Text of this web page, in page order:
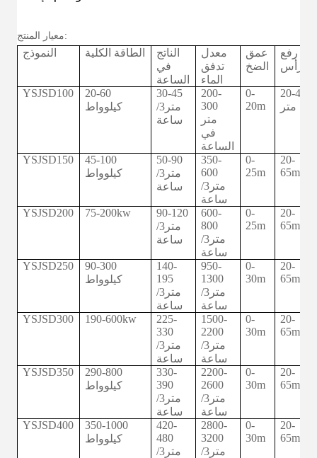
معيار المنتج:
النموذج الطاقة الكلية
الناتج
في
الساعة
معدل
تدفق
الماء
عمق
الضخ
رفع
الرأس
YSJSD100
20-60
كيلوواط
30-45
متر3/
ساعة
200-
300
متر
في
الساعة
0-
20m
20-40
متر
YSJSD150
45-100
كيلوواط
50-90
متر3/
ساعة
350-
600
متر3/
ساعة
0-
25m
20-
65m
YSJSD200 75-200kw
90-120
متر3/
ساعة
600-
800
متر3/
ساعة
0-
25m
20-
65m
YSJSD250
90-300
كيلوواط
140-
195
متر3/
ساعة
950-
1300
متر3/
ساعة
0-
30m
20-
65m
YSJSD300 190-600kw
225-
330
متر3/
ساعة
1500-
2200
متر3/
ساعة
0-
30m
20-
65m
YSJSD350
290-800
كيلوواط
330-
390
متر3/
ساعة
2200-
2600
متر3/
ساعة
0-
30m
20-
65m
YSJSD400
350-1000
كيلوواط
420-
480
متر3/
2800-
3200
متر3/
0-
30m
20-
65m